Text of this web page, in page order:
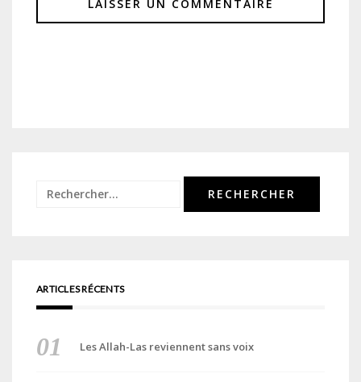
Rechercher :
ARTICLES RÉCENTS
Les Allah-Las reviennent sans voix